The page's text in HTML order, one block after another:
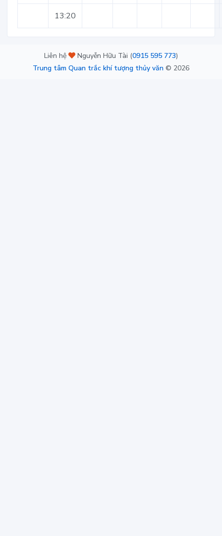
13:20
Liên hệ Nguyễn Hữu Tài (0915 595 773)
Trung tâm Quan trắc khí tượng thủy văn © 2026